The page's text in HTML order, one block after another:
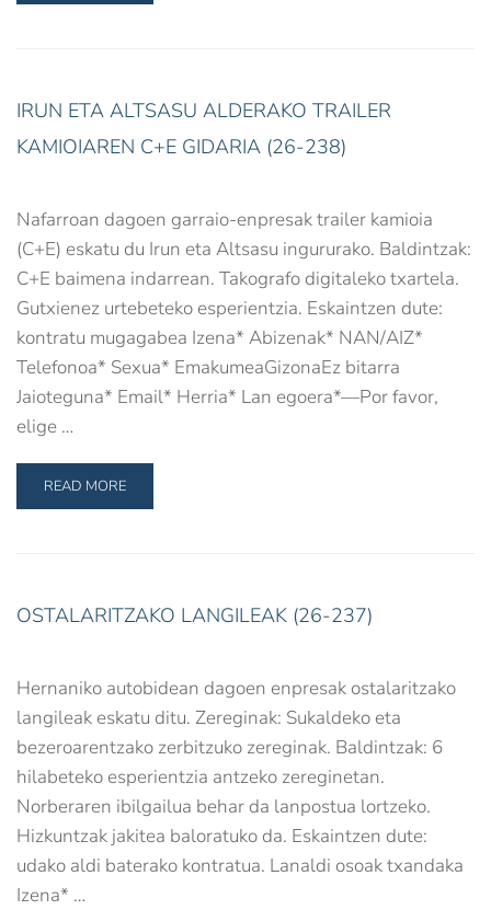
IRUN ETA ALTSASU ALDERAKO TRAILER
KAMIOIAREN C+E GIDARIA (26-238)
Nafarroan dagoen garraio-enpresak trailer kamioia
(C+E) eskatu du Irun eta Altsasu ingururako. Baldintzak:
C+E baimena indarrean. Takografo digitaleko txartela.
Gutxienez urtebeteko esperientzia. Eskaintzen dute:
kontratu mugagabea Izena* Abizenak* NAN/AIZ*
Telefonoa* Sexua* EmakumeaGizonaEz bitarra
Jaioteguna* Email* Herria* Lan egoera*—Por favor,
elige …
READ MORE
OSTALARITZAKO LANGILEAK (26-237)
Hernaniko autobidean dagoen enpresak ostalaritzako
langileak eskatu ditu. Zereginak: Sukaldeko eta
bezeroarentzako zerbitzuko zereginak. Baldintzak: 6
hilabeteko esperientzia antzeko zereginetan.
Norberaren ibilgailua behar da lanpostua lortzeko.
Hizkuntzak jakitea baloratuko da. Eskaintzen dute:
udako aldi baterako kontratua. Lanaldi osoak txandaka
Izena* …